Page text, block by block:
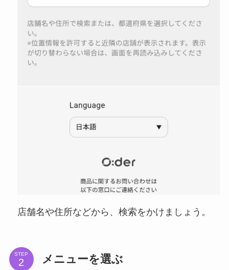
店舗名や住所などから、検索をかけましょう。
STEP メニューを選ぶ